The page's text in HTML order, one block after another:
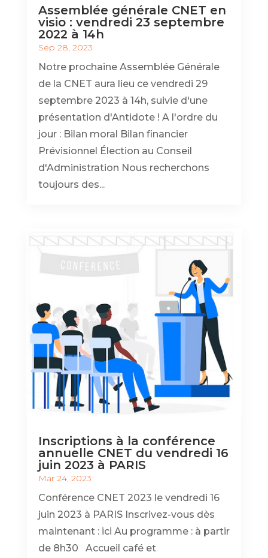
Assemblée générale CNET en
visio : vendredi 23 septembre
2022 à 14h
Sep 28, 2023
Notre prochaine Assemblée Générale
de la CNET aura lieu ce vendredi 29
septembre 2023 à 14h, suivie d'une
présentation d'Antidote ! A l'ordre du
jour : Bilan moral Bilan financier
Prévisionnel Élection au Conseil
d'Administration Nous recherchons
toujours des...
Inscriptions à la conférence
annuelle CNET du vendredi 16
juin 2023 à PARIS
Mar 24, 2023
Conférence CNET 2023 le vendredi 16
juin 2023 à PARIS Inscrivez-vous dès
maintenant : ici Au programme : à partir
de 8h30 Accueil café et